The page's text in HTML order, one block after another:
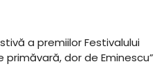
a premiilor Festivalului
primăvară, dor de Eminescu”